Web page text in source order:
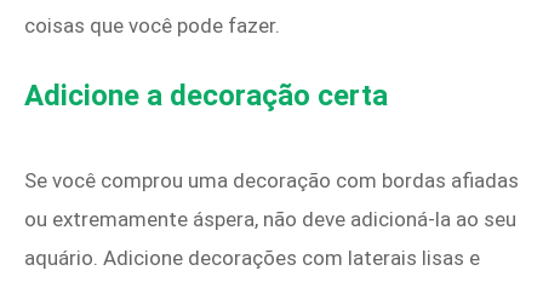
coisas que você pode fazer.
Adicione a decoração certa
Se você comprou uma decoração com bordas afiadas
ou extremamente áspera, não deve adicioná-la ao seu
aquário. Adicione decorações com laterais lisas e